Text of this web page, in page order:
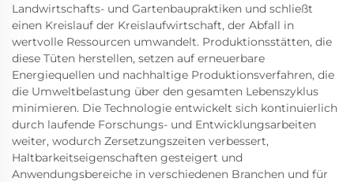
Landwirtschafts- und Gartenbaupraktiken und schließt
einen Kreislauf der Kreislaufwirtschaft, der Abfall in
wertvolle Ressourcen umwandelt. Produktionsstätten, die
diese Tüten herstellen, setzen auf erneuerbare
Energiequellen und nachhaltige Produktionsverfahren, die
die Umweltbelastung über den gesamten Lebenszyklus
minimieren. Die Technologie entwickelt sich kontinuierlich
durch laufende Forschungs- und Entwicklungsarbeiten
weiter, wodurch Zersetzungszeiten verbessert,
Haltbarkeitseigenschaften gesteigert und
Anwendungsbereiche in verschiedenen Branchen und für